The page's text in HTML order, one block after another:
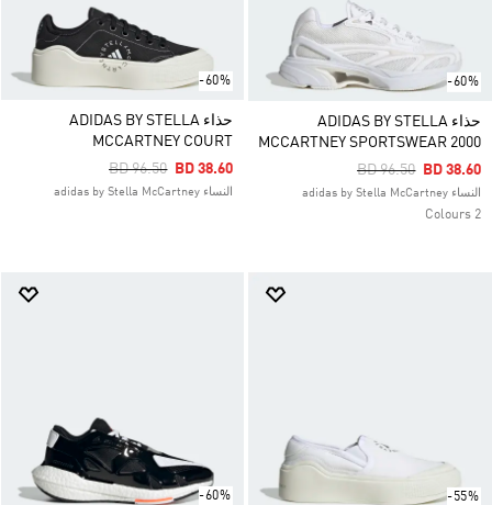
-60%
حذاء ADIDAS BY STELLA
MCCARTNEY SPORTSWEAR 2000
Price Reduced
BD 96.50ToBD 38.60
النساء adidas by Stella McCartney
2 Colours
-60%
حذاء ADIDAS BY STELLA
MCCARTNEY COURT
Price Reduced From
BD 96.50ToBD 38.60
النساء adidas by Stella McCartney
-55%
-60%